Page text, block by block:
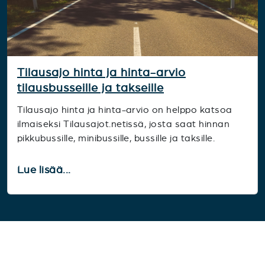
Tilausajo hinta ja hinta-arvio
tilausbusseille ja takseille
Tilausajo hinta ja hinta-arvio on helppo katsoa
ilmaiseksi Tilausajot.netissä, josta saat hinnan
pikkubussille, minibussille, bussille ja taksille.
Lue lisää...